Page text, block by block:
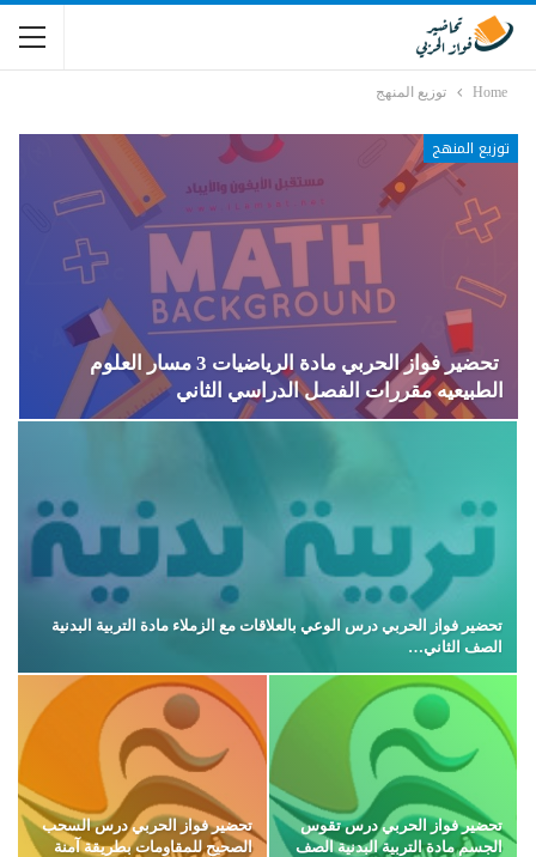
Home توزيع المنهج
توزيع المنهج
تحضير فواز الحربي مادة الرياضيات 3 مسار العلوم
الطبيعيه مقررات الفصل الدراسي الثاني
تحضير فواز الحربي درس الوعي بالعلاقات مع الزملاء مادة التربية البدنية
الصف الثاني…
تحضير فواز الحربي درس تقوس
الجسم مادة التربية البدنية الصف
تحضير فواز الحربي درس السحب
الصحيح للمقاومات بطريقة آمنة